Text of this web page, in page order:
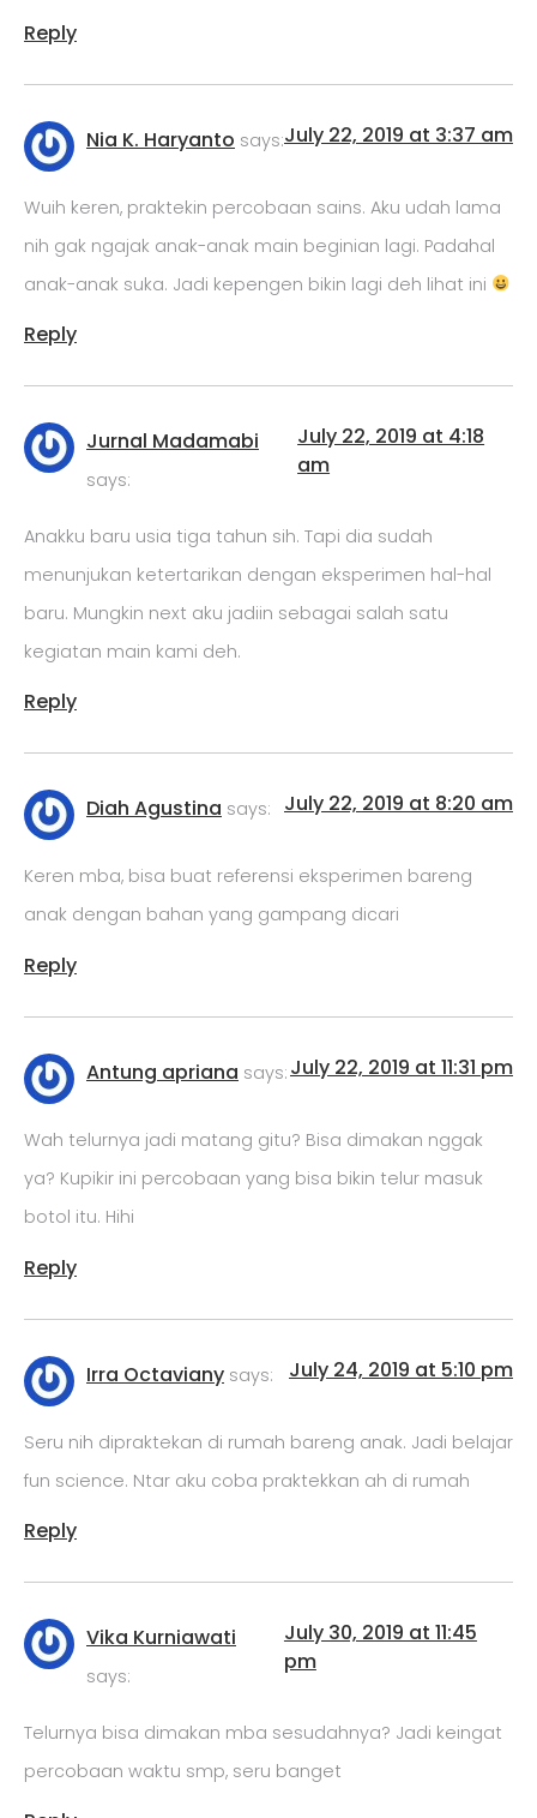
Reply
Nia K. Haryanto says:July 22, 2019 at 3:37 am
Wuih keren, praktekin percobaan sains. Aku udah lama
nih gak ngajak anak-anak main beginian lagi. Padahal
anak-anak suka. Jadi kepengen bikin lagi deh lihat ini
Reply
Jurnal Madamabi
says:
July 22, 2019 at 4:18
am
Anakku baru usia tiga tahun sih. Tapi dia sudah
menunjukan ketertarikan dengan eksperimen hal-hal
baru. Mungkin next aku jadiin sebagai salah satu
kegiatan main kami deh.
Reply
Diah Agustina says: July 22, 2019 at 8:20 am
Keren mba, bisa buat referensi eksperimen bareng
anak dengan bahan yang gampang dicari
Reply
Antung apriana says: July 22, 2019 at 11:31 pm
Wah telurnya jadi matang gitu? Bisa dimakan nggak
ya? Kupikir ini percobaan yang bisa bikin telur masuk
botol itu. Hihi
Reply
Irra Octaviany says: July 24, 2019 at 5:10 pm
Seru nih dipraktekan di rumah bareng anak. Jadi belajar
fun science. Ntar aku coba praktekkan ah di rumah
Reply
Vika Kurniawati
says:
July 30, 2019 at 11:45
pm
Telurnya bisa dimakan mba sesudahnya? Jadi keingat
percobaan waktu smp, seru banget